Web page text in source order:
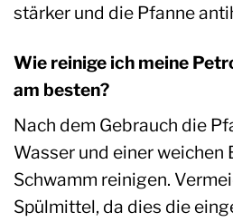
stärker und die Pfanne
Wie reinige ich meine
am besten?
Nach dem Gebrauch die
Wasser und einer weichen
Schwamm reinigen.
Spülmittel, da dies die